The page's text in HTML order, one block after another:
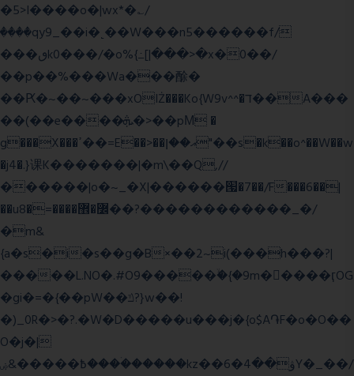
�5>I����o�|wx*�؎/
����qy9_��i�˻��W���n5������f/
���ٯk0���/�o%{߸[|���>�x�0��/
��p��%���Wa���酴�
��Ԗ�~��~���xOIŻ���Ko{W9v^^�ד��A���
��(��e����ܞ�>��pΜ �
g���X���ߴ��=E��>��އ��ן"��s�k��o^��W��w
�j4�.}课K�������|�m\��Q,//
������|o�~_�X|������՗�7��/F���6��|
��u8�=����߼�޾��?������������_�/
�m&
{a�s�i�s��g�B×��2~i(���h���?|
�����L.NO�.#O9�����ۙ�{�9m��ً���ӷOG
�gi�=�{��pW��ݿ?}w��!
�)_0R�>�?.�W�D�����u���j�{o$A֏F�o�O��
O�j�|
߿�����&ۻ����ۛ�����kz��ۋ��4�6Y�_��/